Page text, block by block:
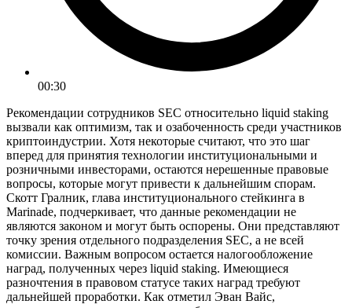
00:30
Рекомендации сотрудников SEC относительно liquid staking
вызвали как оптимизм, так и озабоченность среди участников
криптоиндустрии. Хотя некоторые считают, что это шаг
вперед для принятия технологии институциональными и
розничными инвесторами, остаются нерешенные правовые
вопросы, которые могут привести к дальнейшим спорам.
Скотт Гралник, глава институционального стейкинга в
Marinade, подчеркивает, что данные рекомендации не
являются законом и могут быть оспорены. Они представляют
точку зрения отдельного подразделения SEC, а не всей
комиссии. Важным вопросом остается налогообложение
наград, полученных через liquid staking. Имеющиеся
разночтения в правовом статусе таких наград требуют
дальнейшей проработки. Как отметил Эван Вайс,